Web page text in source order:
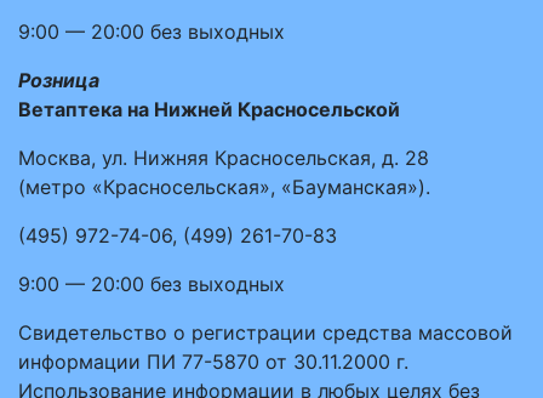
9:00 — 20:00 без выходных
Розница
Ветаптека на Нижней Красносельской
Москва, ул. Нижняя Красносельская, д. 28
(метро «Красносельская», «Бауманская»).
(495) 972-74-06, (499) 261-70-83
9:00 — 20:00 без выходных
Свидетельство о регистрации средства массовой
информации ПИ 77-5870 от 30.11.2000 г.
Использование информации в любых целях без